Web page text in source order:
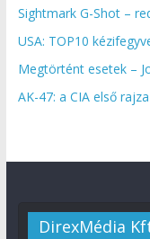
Sightmark G-Shot –
USA: TOP10
Megtörtént esetek –
AK-47: a CIA első
DirexMédia